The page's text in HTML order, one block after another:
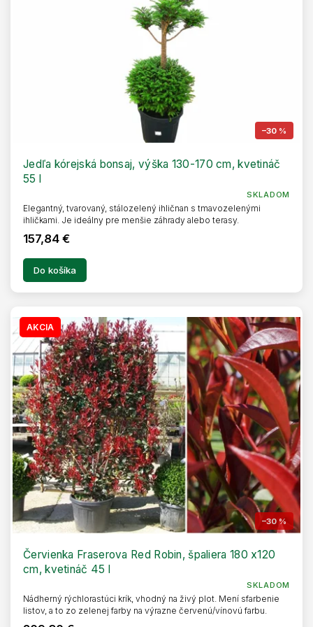
–30 %
Jedľa kórejská bonsaj, výška 130-170 cm, kvetináč
55 l
SKLADOM
157,84 €
Do košíka
Elegantný, tvarovaný, stálozelený ihličnan s tmavozelenými
ihličkami. Je ideálny pre menšie záhrady alebo terasy.
AKCIA
–30 %
Červienka Fraserova Red Robin, špaliera 180 x120
cm, kvetináč 45 l
SKLADOM
Nádherný rýchlorastúci krík, vhodný na živý plot. Mení sfarbenie
listov, a to zo zelenej farby na výrazne červenú/vínovú farbu.